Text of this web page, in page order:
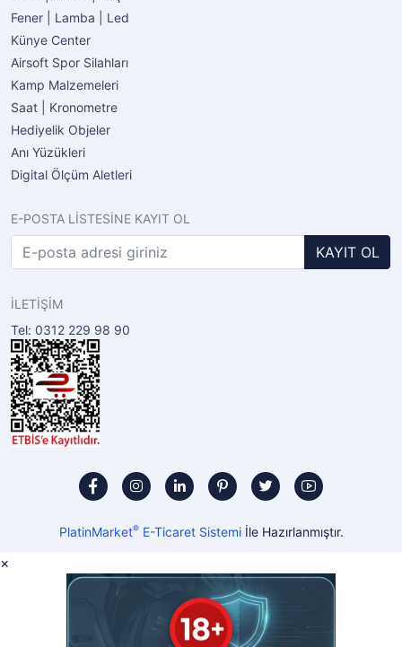
Fener | Lamba | Led
Künye Center
Airsoft Spor Silahları
Kamp Malzemeleri
Saat | Kronometre
Hediyelik Objeler
Anı Yüzükleri
Digital Ölçüm Aletleri
E-POSTA LİSTESİNE KAYIT OL
KAYIT OL
İLETİŞİM
Tel: 0312 229 98 90
PlatinMarket®E-Ticaret Sistemiİle Hazırlanmıştır.
×